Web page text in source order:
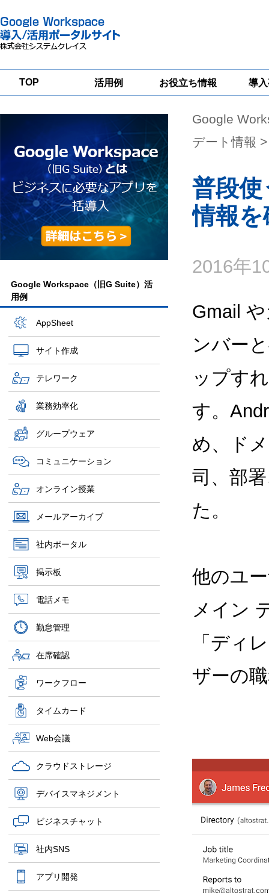
TOP 活用例 お役立ち情報
一
導
グループウェア
移行支援
Google
Workspace
セキュリティ
対策サービス
Google Workspace（旧G Suite）活
用例
AppSheet
サイト作成
テレワーク
業務効率化
グループウェア
コミュニケーション
オンライン授業
メールアーカイブ
社内ポータル
掲示板
電話メモ
勤怠管理
在席確認
ワークフロー
タイムカード
Web会議
クラウドストレージ
デバイスマネジメント
ビジネスチャット
社内SNS
アプリ開発
Google
デート情報
普段
情報を
2016年
Gmail
ンバー
ップす
す。
め、ド
司、部
た。
他のユ
メイン
「ディ
ザーの